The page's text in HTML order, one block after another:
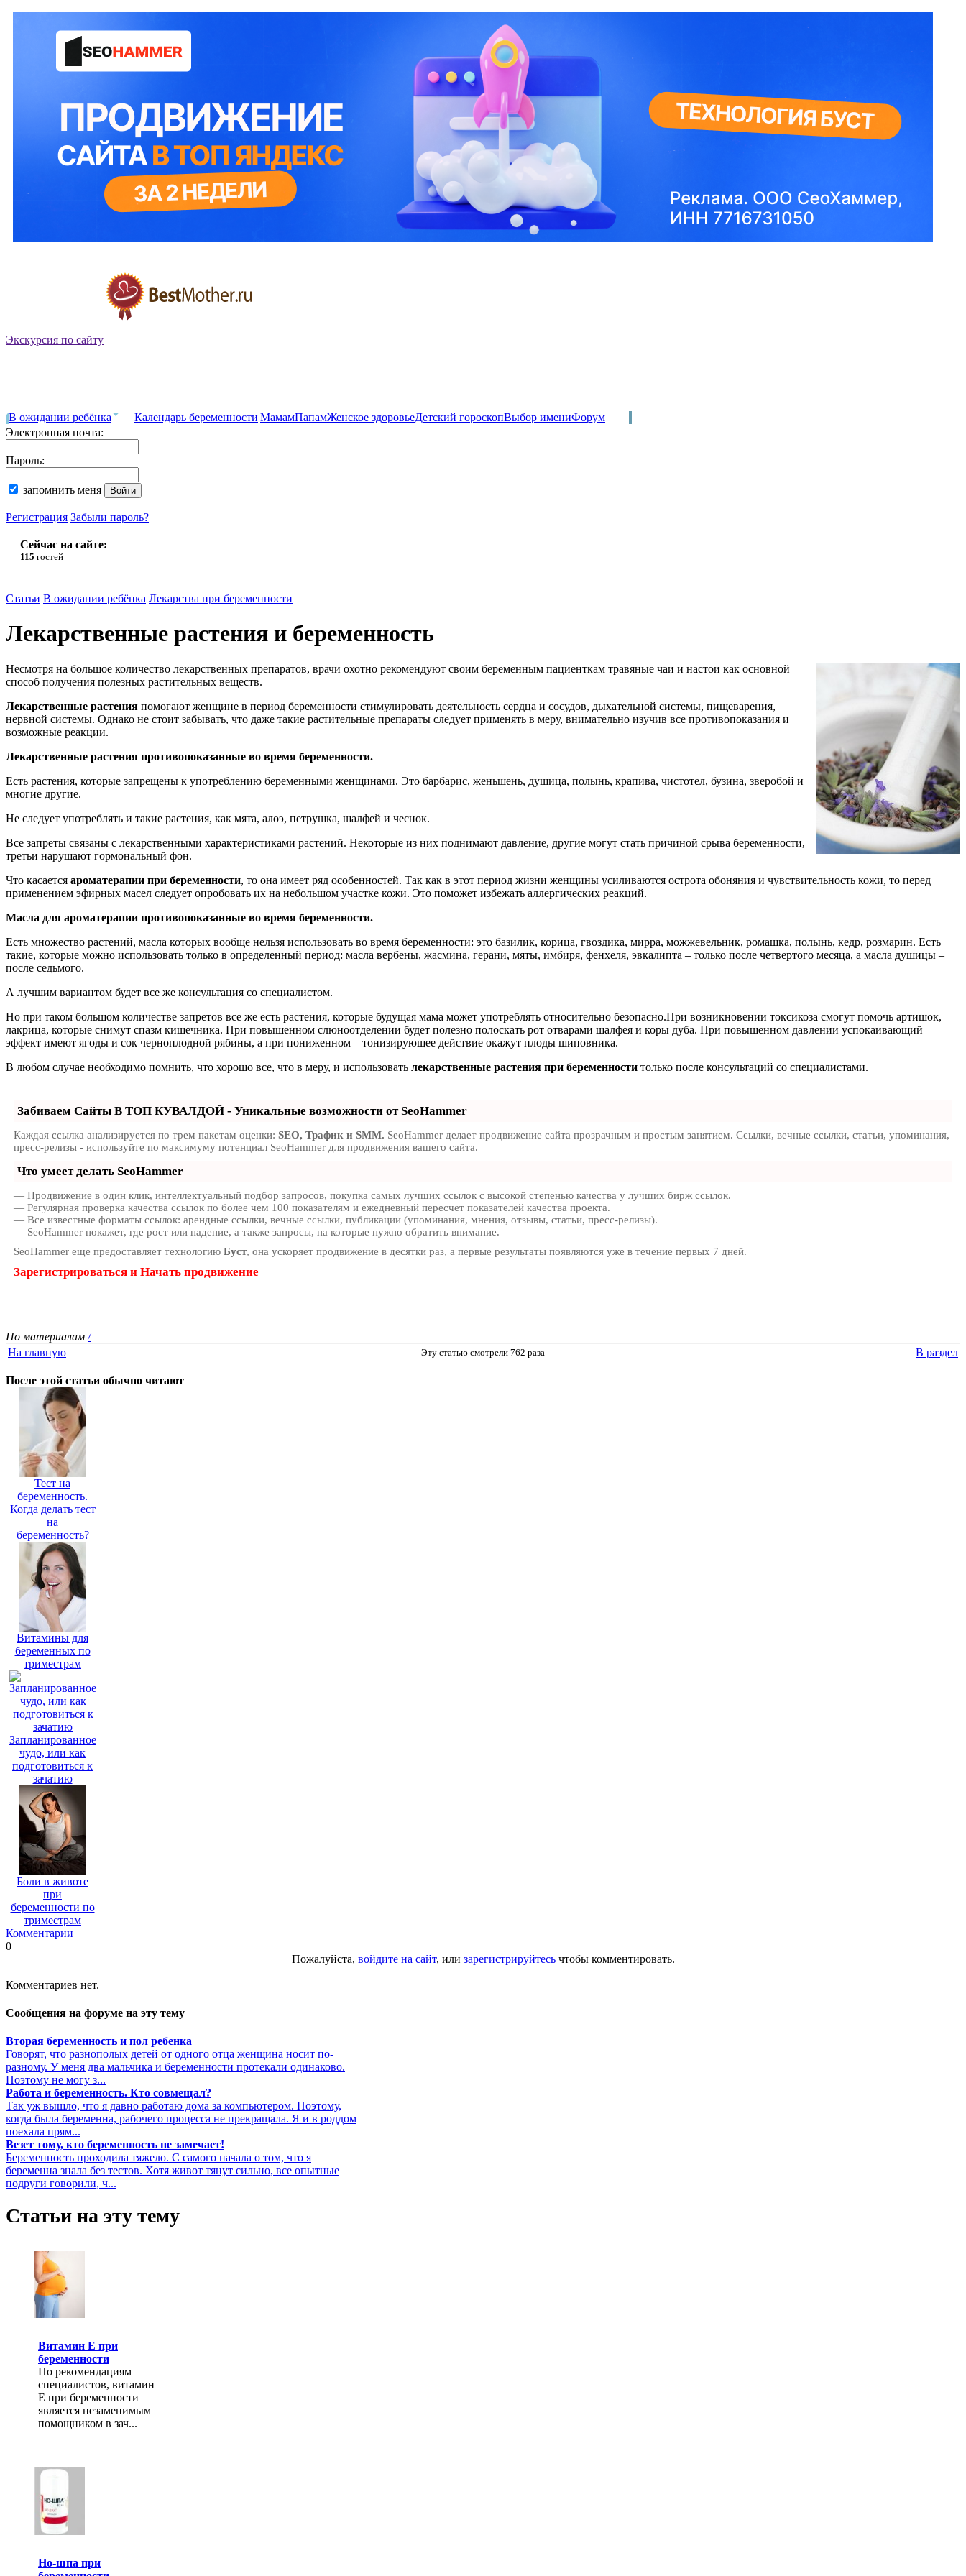
Экскурсия по сайту
В ожидании ребёнка Календарь беременности МамамПапамЖенское здоровьеДетский гороскопВыбор имениФорум
Электронная почта:
Пароль:
запомнить меня
Регистрация Забыли пароль?
Сейчас на сайте:
115 гостей
Статьи В ожидании ребёнка Лекарства при беременности
Лекарственные растения и беременность
Несмотря на большое количество лекарственных препаратов, врачи охотно рекомендуют своим беременным пациенткам травяные чаи и настои как основной
способ получения полезных растительных веществ.
Лекарственные растения помогают женщине в период беременности стимулировать деятельность сердца и сосудов, дыхательной системы, пищеварения,
нервной системы. Однако не стоит забывать, что даже такие растительные препараты следует применять в меру, внимательно изучив все противопоказания и
возможные реакции.
Лекарственные растения противопоказанные во время беременности.
Есть растения, которые запрещены к употреблению беременными женщинами. Это барбарис, женьшень, душица, полынь, крапива, чистотел, бузина, зверобой и
многие другие.
Не следует употреблять и такие растения, как мята, алоэ, петрушка, шалфей и чеснок.
Все запреты связаны с лекарственными характеристиками растений. Некоторые из них поднимают давление, другие могут стать причиной срыва беременности,
третьи нарушают гормональный фон.
Что касается ароматерапии при беременности, то она имеет ряд особенностей. Так как в этот период жизни женщины усиливаются острота обоняния и чувствительность кожи, то перед
применением эфирных масел следует опробовать их на небольшом участке кожи. Это поможет избежать аллергических реакций.
Масла для ароматерапии противопоказанные во время беременности.
Есть множество растений, масла которых вообще нельзя использовать во время беременности: это базилик, корица, гвоздика, мирра, можжевельник, ромашка, полынь, кедр, розмарин. Есть
такие, которые можно использовать только в определенный период: масла вербены, жасмина, герани, мяты, имбиря, фенхеля, эвкалипта – только после четвертого месяца, а масла душицы –
после седьмого.
А лучшим вариантом будет все же консультация со специалистом.
Но при таком большом количестве запретов все же есть растения, которые будущая мама может употреблять относительно безопасно.При возникновении токсикоза смогут помочь артишок,
лакрица, которые снимут спазм кишечника. При повышенном слюноотделении будет полезно полоскать рот отварами шалфея и коры дуба. При повышенном давлении успокаивающий
эффект имеют ягоды и сок черноплодной рябины, а при пониженном – тонизирующее действие окажут плоды шиповника.
В любом случае необходимо помнить, что хорошо все, что в меру, и использовать лекарственные растения при беременности только после консультаций со специалистами.
Забиваем Сайты В ТОП КУВАЛДОЙ - Уникальные возможности от SeoHammer
Каждая ссылка анализируется по трем пакетам оценки: SEO, Трафик и SMM. SeoHammer делает продвижение сайта прозрачным и простым занятием. Ссылки, вечные ссылки, статьи, упоминания,
пресс-релизы - используйте по максимуму потенциал SeoHammer для продвижения вашего сайта.
Что умеет делать SeoHammer
— Продвижение в один клик, интеллектуальный подбор запросов, покупка самых лучших ссылок с высокой степенью качества у лучших бирж ссылок.
— Регулярная проверка качества ссылок по более чем 100 показателям и ежедневный пересчет показателей качества проекта.
— Все известные форматы ссылок: арендные ссылки, вечные ссылки, публикации (упоминания, мнения, отзывы, статьи, пресс-релизы).
— SeoHammer покажет, где рост или падение, а также запросы, на которые нужно обратить внимание.
SeoHammer еще предоставляет технологию Буст, она ускоряет продвижение в десятки раз, а первые результаты появляются уже в течение первых 7 дней.
Зарегистрироваться и Начать продвижение
По материалам /
На главную
Эту статью смотрели 762 разa В раздел
После этой статьи обычно читают
Тест на
беременность.
Когда делать тест
на
беременность?
Витамины для
беременных по
триместрам
Запланированное
чудо, или как
подготовиться к
зачатию
Боли в животе
при
беременности по
триместрам
Комментарии
0
Пожалуйста, войдите на сайт, или зарегистрируйтесьчтобы комментировать.
Комментариев нет.
Сообщения на форуме на эту тему
Вторая беременность и пол ребенка
Говорят, что разнополых детей от одного отца женщина носит по-
разному. У меня два мальчика и беременности протекали одинаково.
Поэтому не могу з...
Работа и беременность. Кто совмещал?
Так уж вышло, что я давно работаю дома за компьютером. Поэтому,
когда была беременна, рабочего процесса не прекращала. Я и в роддом
поехала прям...
Везет тому, кто беременность не замечает!
Беременность проходила тяжело. С самого начала о том, что я
беременна знала без тестов. Хотя живот тянут сильно, все опытные
подруги говорили, ч...
Статьи на эту тему
Витамин Е при
беременности
По рекомендациям
специалистов, витамин
Е при беременности
является незаменимым
помощником в зач...
Но-шпа при